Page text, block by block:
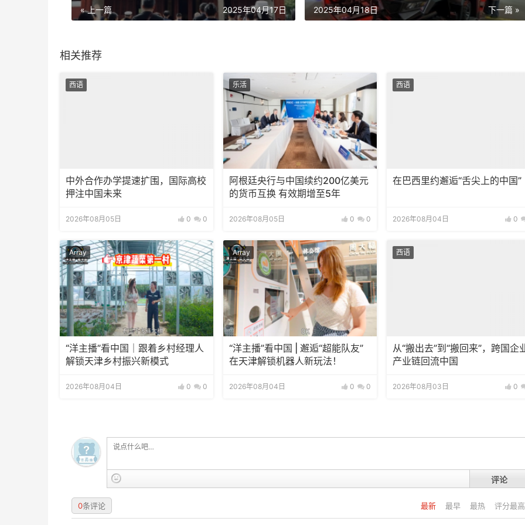
« 上一篇 2025年04月17日 下一篇 »
2025年04月18日
相关推荐
西语
中外合作办学提速扩围，国际高校
押注中国未来
2026年08月05日 0 0
乐活
阿根廷央行与中国续约200亿美元
的货币互换 有效期增至5年
2026年08月05日 0 0
西语
在巴西里约邂逅“舌尖上的中国”
2026年08月04日 0
Array
“洋主播”看中国｜跟着乡村经理人
解锁天津乡村振兴新模式
2026年08月04日 0 0
Array
“洋主播”看中国 | 邂逅“超能队友”
在天津解锁机器人新玩法！
2026年08月04日 0 0
西语
从“搬出去”到“搬回来”，跨国企
产业链回流中国
2026年08月03日 0
评论
最新 最早 最热 评分最高
0条评论